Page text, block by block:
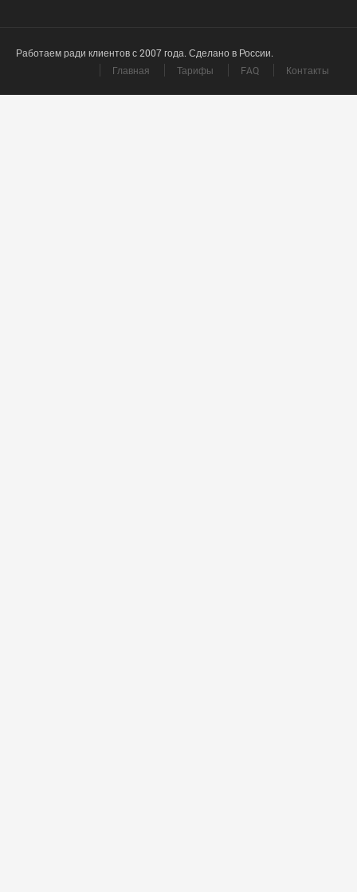
Работаем ради клиентов с 2007 года. Сделано в России.
Главная
Тарифы FAQ Контакты